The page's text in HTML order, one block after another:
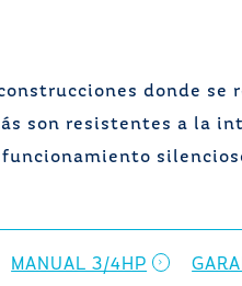
donde se
son resistentes a la
MANUAL 3/4HP